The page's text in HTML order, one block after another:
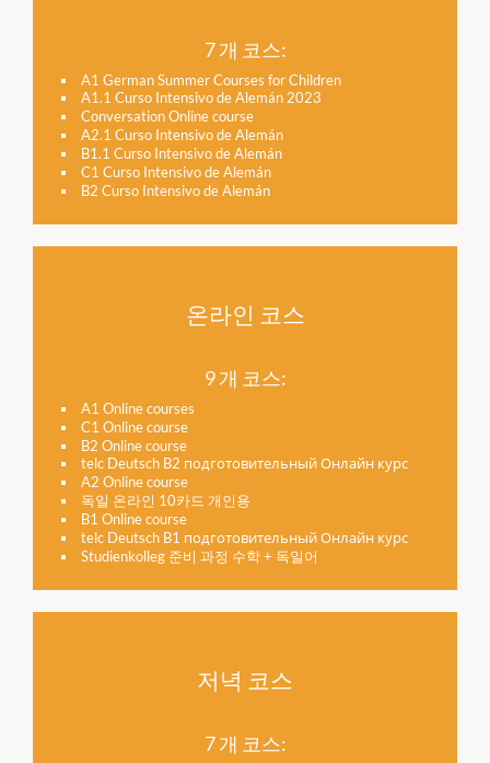
7 개 코스:
A1 German Summer Courses for Children
A1.1 Curso Intensivo de Alemán 2023
Conversation Online course
A2.1 Curso Intensivo de Alemán
B1.1 Curso Intensivo de Alemán
C1 Curso Intensivo de Alemán
B2 Curso Intensivo de Alemán
온라인 코스
9 개 코스:
A1 Online courses
C1 Online course
B2 Online course
telc Deutsch B2 подготовительный Онлайн курс
A2 Online course
독일 온라인 10카드 개인용
B1 Online course
telc Deutsch B1 подготовительный Онлайн курс
Studienkolleg 준비 과정 수학 + 독일어
저녁 코스
7 개 코스: